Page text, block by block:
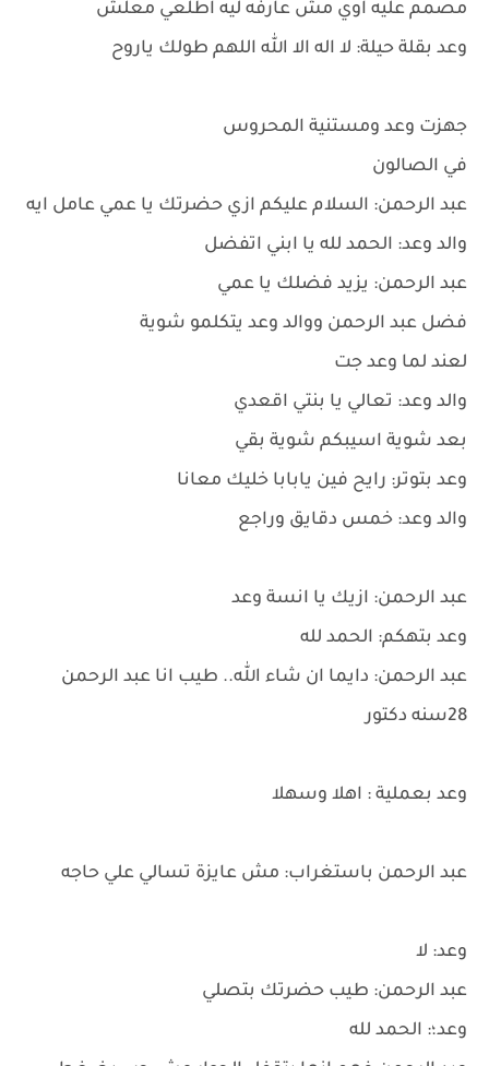
مصمم عليه اوي مش عارفه ليه اطلعي معلش
وعد بقلة حيلة: لا اله الا الله اللهم طولك ياروح
جهزت وعد ومستنية المحروس
في الصالون
عبد الرحمن: السلام عليكم ازي حضرتك يا عمي عامل ايه
والد وعد: الحمد لله يا ابني اتفضل
عبد الرحمن: يزيد فضلك يا عمي
فضل عبد الرحمن ووالد وعد يتكلمو شوية
لعند لما وعد جت
والد وعد: تعالي يا بنتي اقعدي
بعد شوية اسيبكم شوية بقي
وعد بتوتر: رايح فين يابابا خليك معانا
والد وعد: خمس دقايق وراجع
عبد الرحمن: ازيك يا انسة وعد
وعد بتهكم: الحمد لله
عبد الرحمن: دايما ان شاء الله.. طيب انا عبد الرحمن
28سنه دكتور
وعد بعملية : اهلا وسهلا
عبد الرحمن باستغراب: مش عايزة تسالي علي حاجه
وعد: لا
عبد الرحمن: طيب حضرتك بتصلي
وعد؛: الحمد لله